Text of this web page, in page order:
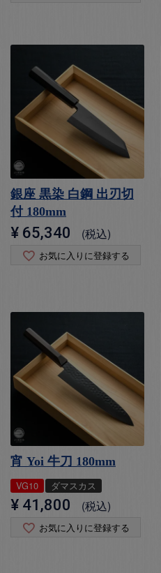
銀座 黒染 白鋼 出刃切
付 180mm
¥ 65,340 税込
お気に入りに登録する
宵 Yoi 牛刀 180mm
VG10 ダマスカス
¥ 41,800 税込
お気に入りに登録する